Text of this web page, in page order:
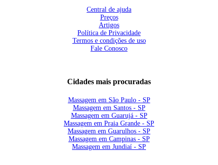
Central de ajuda
Preços
Artigos
Política de Privacidade
Termos e condições de uso
Fale Conosco
Cidades mais procuradas
Massagem em São Paulo - SP
Massagem em Santos - SP
Massagem em Guarujá - SP
Massagem em Praia Grande - SP
Massagem em Guarulhos - SP
Massagem em Campinas - SP
Massagem em Jundiaí - SP